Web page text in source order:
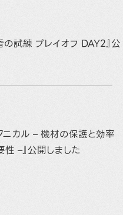
試練 プレイオフ DAY2』公
カル – 機材の保護と効率
–』公開しました